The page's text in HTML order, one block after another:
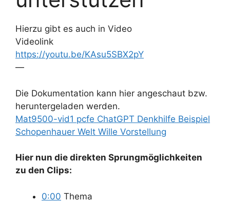
Hierzu gibt es auch in Video
Videolink
https://youtu.be/KAsu5SBX2pY
—
Die Dokumentation kann hier angeschaut bzw.
heruntergeladen werden.
Mat9500-vid1 pcfe ChatGPT Denkhilfe Beispiel
Schopenhauer Welt Wille Vorstellung
Hier nun die direkten Sprungmöglichkeiten
zu den Clips:
0:00 Thema